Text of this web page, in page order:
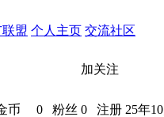
盟 个人主页 交流社区
加关注
币 0 粉丝 0 注册 25年